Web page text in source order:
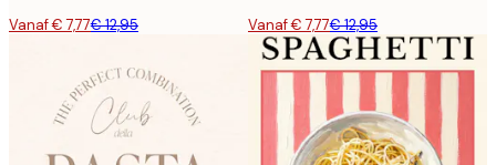
Vanaf € 7,77€ 12,95 Vanaf € 7,77€ 12,95